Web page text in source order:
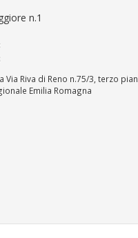
n.1
Via Riva di Reno n.75/3, terzo
Emilia Romagna